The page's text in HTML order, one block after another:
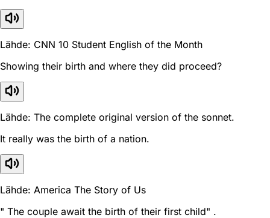
Lähde: CNN 10 Student English of the Month
Showing their birth and where they did proceed?
Lähde: The complete original version of the sonnet.
It really was the birth of a nation.
Lähde: America The Story of Us
" The couple await the birth of their first child" .